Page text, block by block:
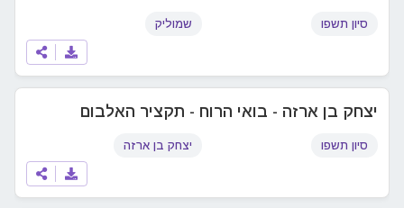
סיון תשפו שמוליק
יצחק בן ארזה - בואי הרוח - תקציר האלבום
סיון תשפו יצחק בן ארזה